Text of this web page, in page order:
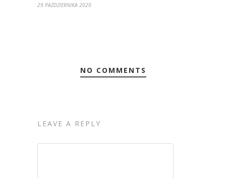
29 PAŹDZIERNIKA 2020
NO COMMENTS
LEAVE A REPLY